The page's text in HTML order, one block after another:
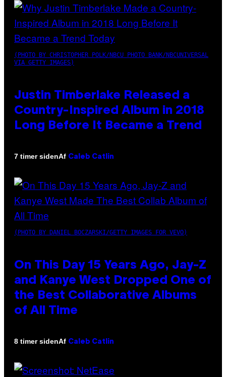
(PHOTO BY CHRISTOPHER POLK/NBCU PHOTO BANK/NBCUNIVERSAL
VIA GETTY IMAGES)
Justin Timberlake Released a
Country-Inspired Album in 2018
Long Before It Became a Trend
7 timer sidenAf Caleb Catlin
(PHOTO BY DANIEL BOCZARSKI/GETTY IMAGES FOR VEVO)
On This Day 15 Years Ago, Jay-Z
and Kanye West Dropped One of
the Best Collaborative Albums
of All Time
8 timer sidenAf Caleb Catlin